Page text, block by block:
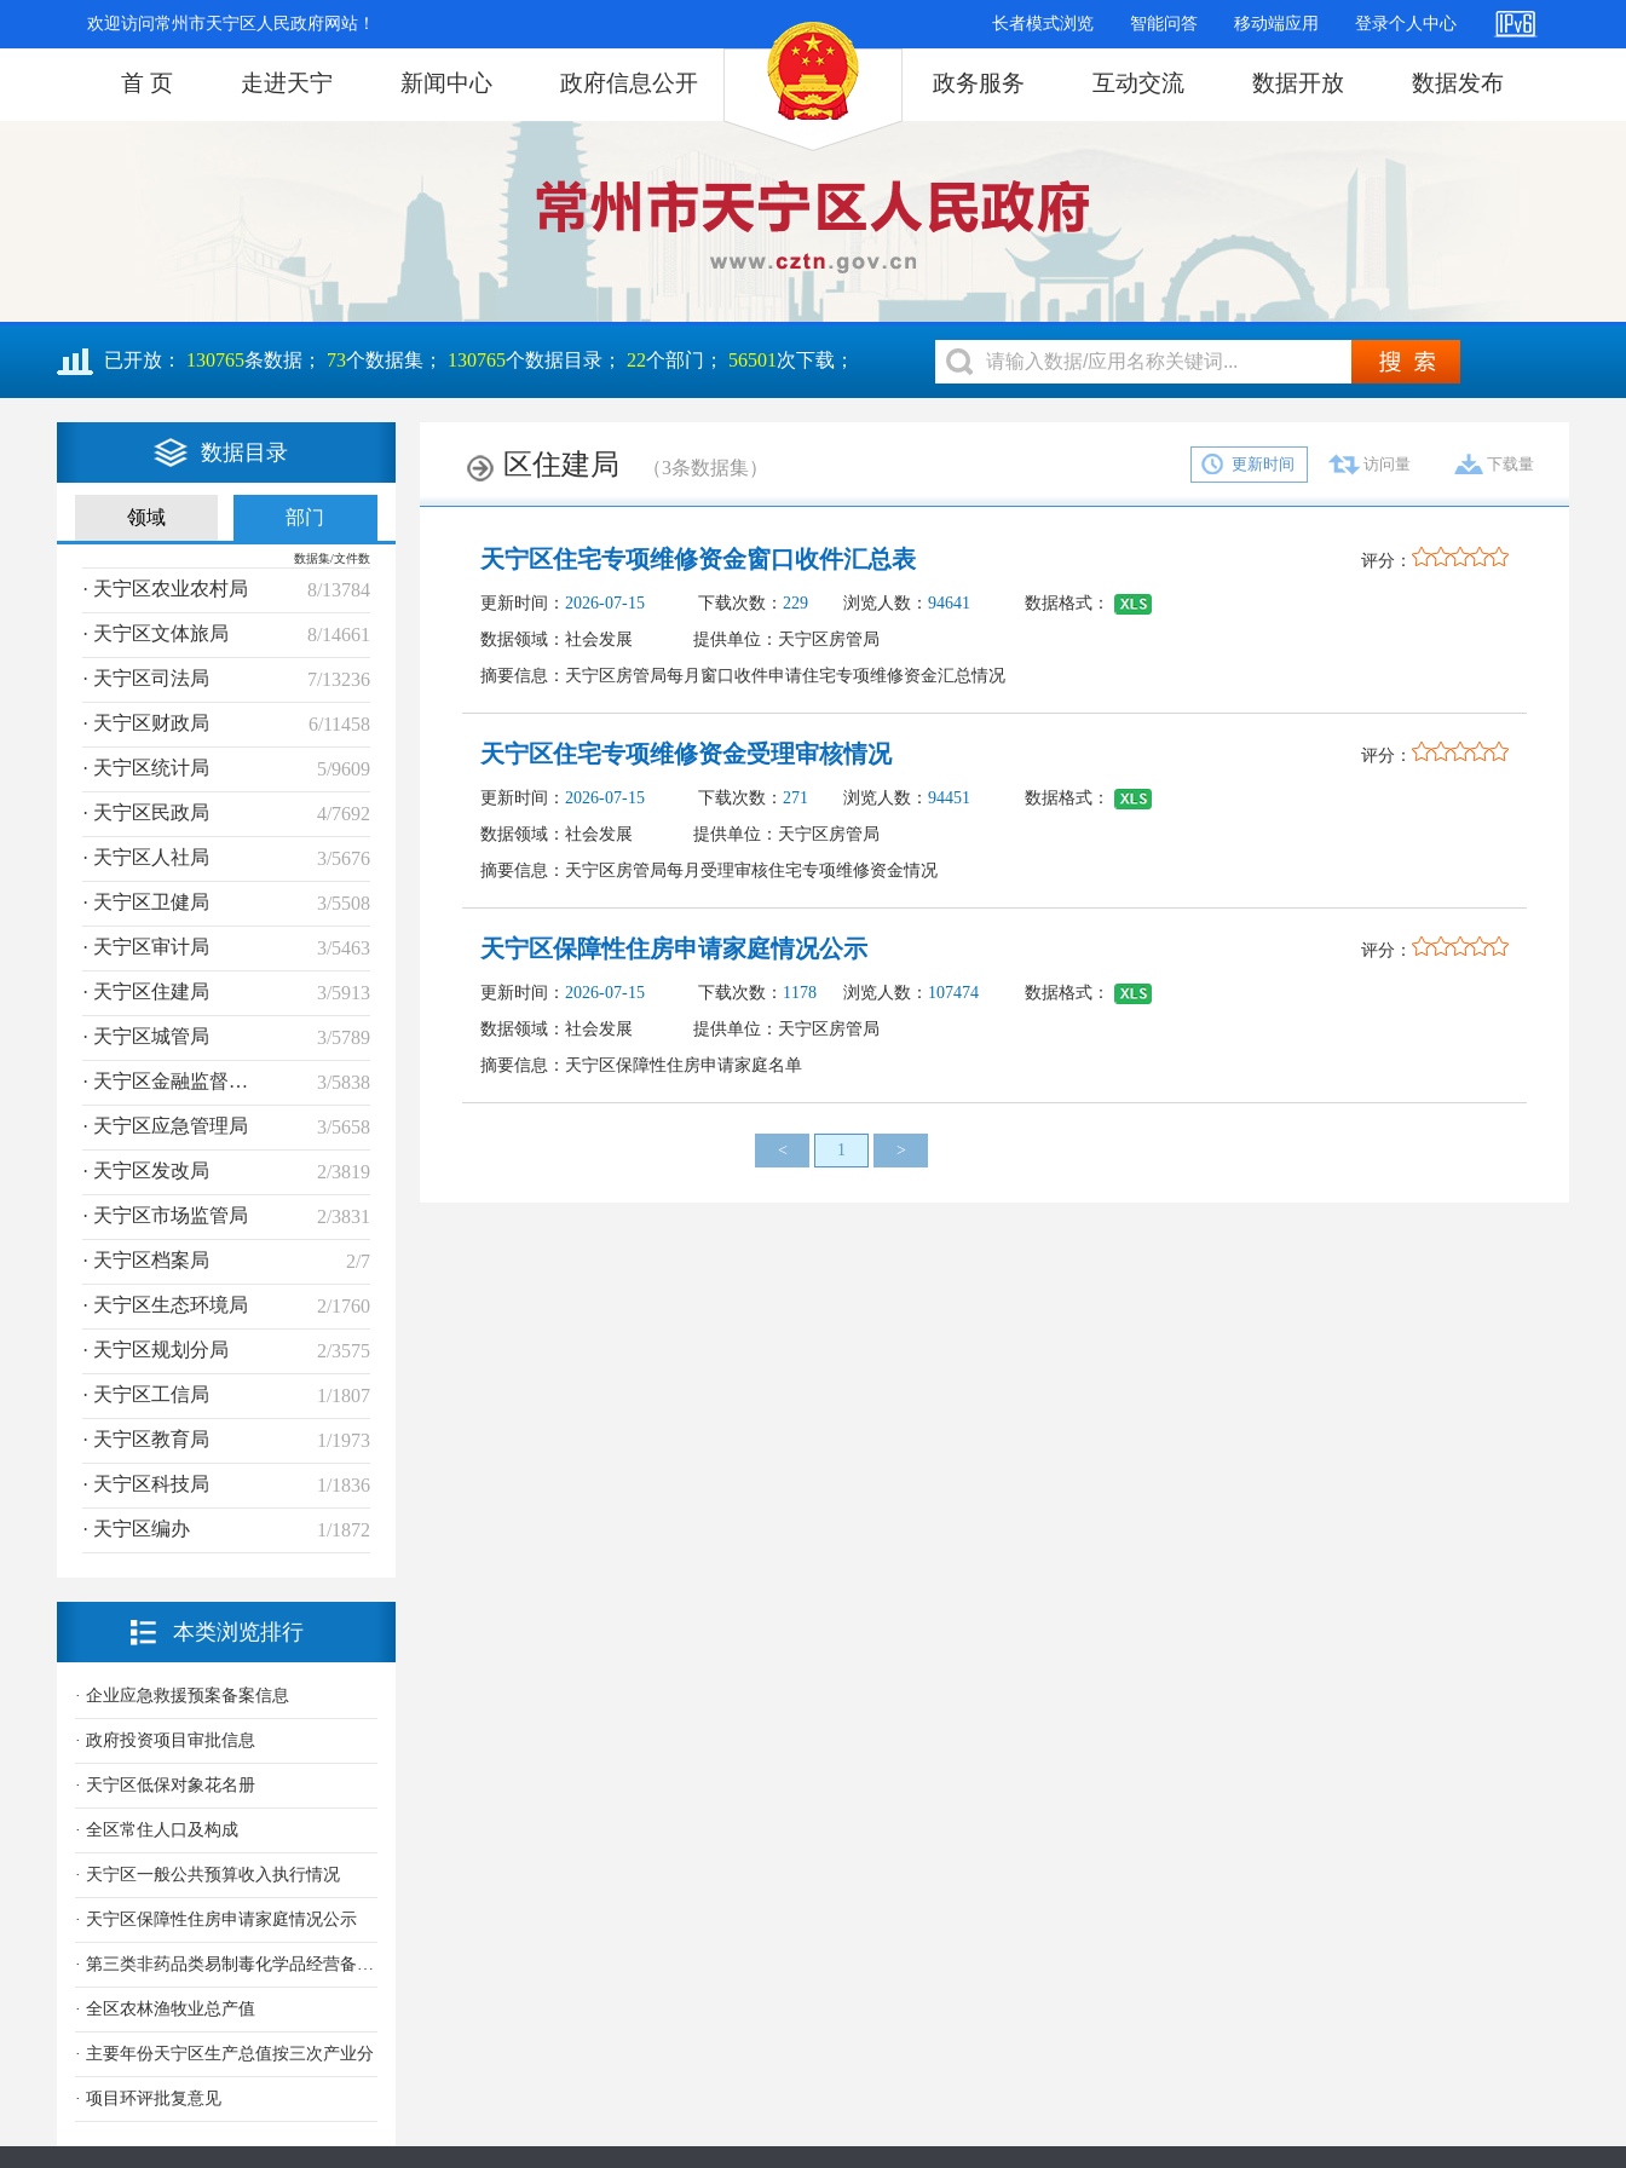
欢迎访问常州市天宁区人民政府网站！ 长者模式浏览 智能问答 移动端应用 登录个人中心
首 页 走进天宁 新闻中心 政府信息公开 政务服务 互动交流 数据开放 数据发布
已开放： 130765条数据； 73个数据集； 130765个数据目录； 22个部门； 56501 次下载；
数据目录
领域 部门
数据集/文件数
· 天宁区农业农村局 8/13784
· 天宁区文体旅局 8/14661
· 天宁区司法局 7/13236
· 天宁区财政局 6/11458
· 天宁区统计局 5/9609
· 天宁区民政局 4/7692
· 天宁区人社局 3/5676
· 天宁区卫健局 3/5508
· 天宁区审计局 3/5463
· 天宁区住建局 3/5913
· 天宁区城管局 3/5789
· 天宁区金融监督管理局 3/5838
· 天宁区应急管理局 3/5658
· 天宁区发改局 2/3819
· 天宁区市场监管局 2/3831
· 天宁区档案局 2/7
· 天宁区生态环境局 2/1760
· 天宁区规划分局 2/3575
· 天宁区工信局 1/1807
· 天宁区教育局 1/1973
· 天宁区科技局 1/1836
· 天宁区编办 1/1872
本类浏览排行
· 企业应急救援预案备案信息
· 政府投资项目审批信息
· 天宁区低保对象花名册
· 全区常住人口及构成
· 天宁区一般公共预算收入执行情况
· 天宁区保障性住房申请家庭情况公示
· 第三类非药品类易制毒化学品经营备案信息
· 全区农林渔牧业总产值
· 主要年份天宁区生产总值按三次产业分
· 项目环评批复意见